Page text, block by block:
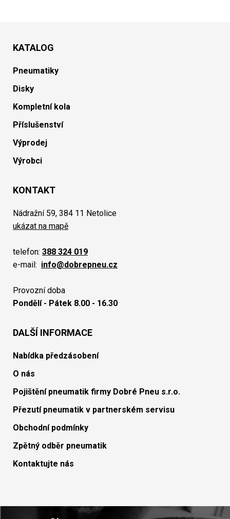
KATALOG
Pneumatiky
Disky
Kompletní kola
Příslušenství
Výprodej
Výrobci
KONTAKT
Nádražní 59, 384 11 Netolice
ukázat na mapě
telefon: 388 324 019
e-mail: info@dobrepneu.cz
Provozní doba
Pondělí - Pátek 8.00 - 16.30
DALŠÍ INFORMACE
Nabídka předzásobení
O nás
Pojištění pneumatik firmy Dobré Pneu s.r.o.
Přezutí pneumatik v partnerském servisu
Obchodní podmínky
Zpětný odběr pneumatik
Kontaktujte nás